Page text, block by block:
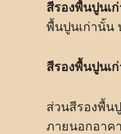
สีรองพื้นปูนเก่
พื้นปูนเก่านั้น
สีรองพื้นปูนเ
ส่วนสีรองพื้น
ภายนอกอาค